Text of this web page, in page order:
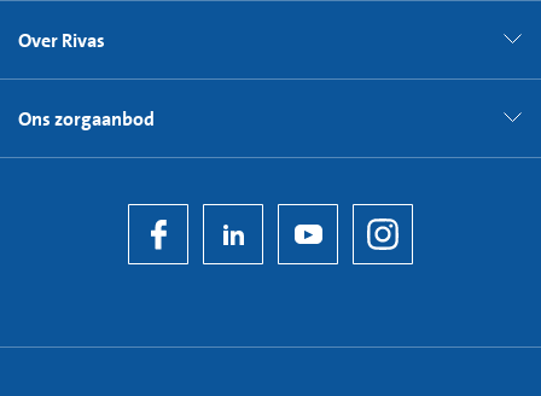
Over Rivas
Ons zorgaanbod